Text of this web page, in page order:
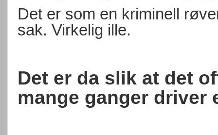
Det er som en kriminell
sak. Virkelig ille.
Det er da slik at det
mange ganger driver